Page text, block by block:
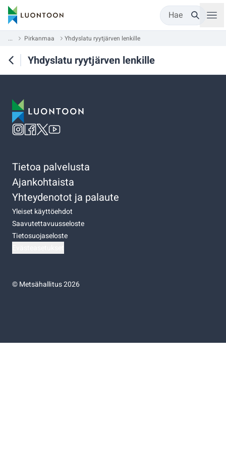
Hae
... Pirkanmaa Yhdyslatu ryytjärven lenkille
Yhdyslatu ryytjärven lenkille
Tietoa palvelusta
Ajankohtaista
Yhteydenotot ja palaute
Yleiset käyttöehdot
Saavutettavuusseloste
Tietosuojaseloste
©Metsähallitus 2026